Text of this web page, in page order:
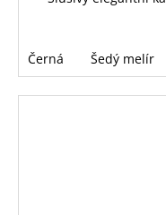
Černá Šedý melír